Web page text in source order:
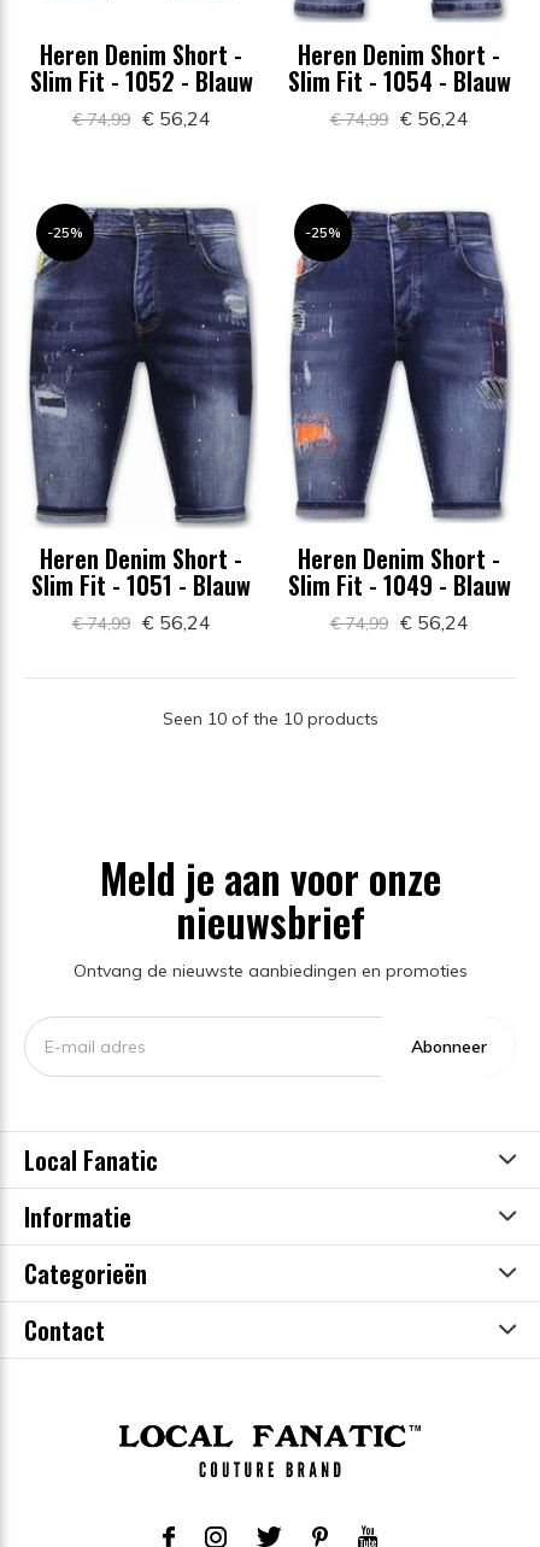
Heren Denim Short -
Slim Fit - 1052 - Blauw
€ 74,99 € 56,24
Heren Denim Short -
Slim Fit - 1054 - Blauw
€ 74,99 € 56,24
-25%
Heren Denim Short -
Slim Fit - 1051 - Blauw
€ 74,99 € 56,24
-25%
Heren Denim Short -
Slim Fit - 1049 - Blauw
€ 74,99 € 56,24
Seen 10 of the 10 products
Meld je aan voor onze
nieuwsbrief
Ontvang de nieuwste aanbiedingen en promoties
Abonneer
Local Fanatic
Informatie
Categorieën
Contact